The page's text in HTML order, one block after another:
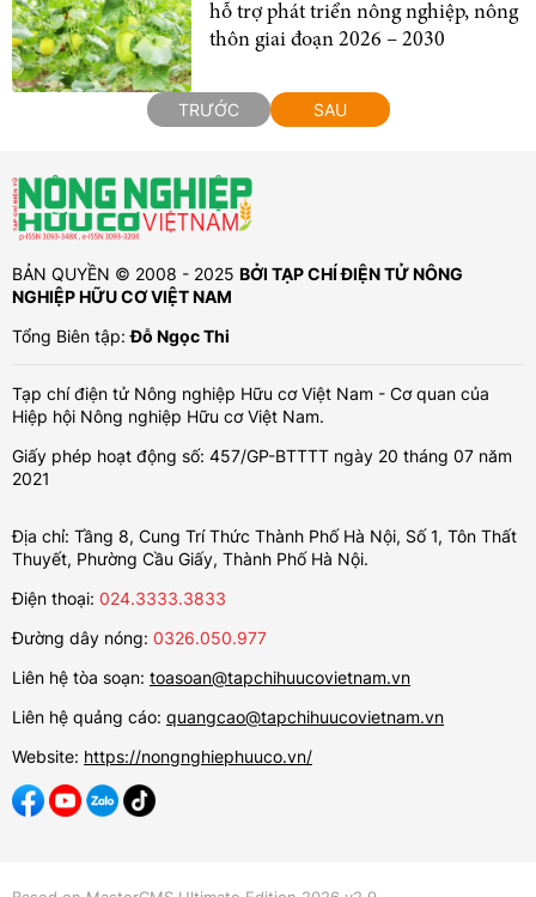
hỗ trợ phát triển nông nghiệp, nông
thôn giai đoạn 2026 – 2030
TRƯỚC SAU
BẢN QUYỀN © 2008 - 2025 BỞI TẠP CHÍ ĐIỆN TỬ NÔNG
NGHIỆP HỮU CƠ VIỆT NAM
Tổng Biên tập:Đỗ Ngọc Thi
Tạp chí điện tử Nông nghiệp Hữu cơ Việt Nam - Cơ quan của
Hiệp hội Nông nghiệp Hữu cơ Việt Nam.
Giấy phép hoạt động số: 457/GP-BTTTT ngày 20 tháng 07 năm
2021
Địa chỉ: Tầng 8, Cung Trí Thức Thành Phố Hà Nội, Số 1, Tôn Thất
Thuyết, Phường Cầu Giấy, Thành Phố Hà Nội.
Điện thoại: 024.3333.3833
Đường dây nóng: 0326.050.977
Liên hệ tòa soạn: toasoan@tapchihuucovietnam.vn
Liên hệ quảng cáo: quangcao@tapchihuucovietnam.vn
Website: https://nongnghiephuuco.vn/